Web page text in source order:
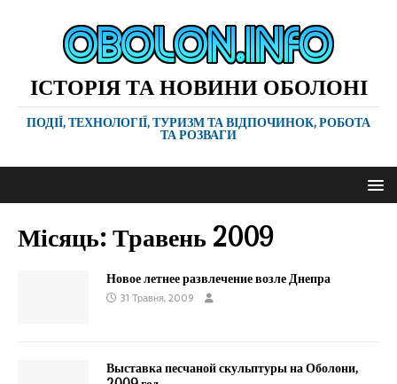
ІСТОРІЯ ТА НОВИНИ ОБОЛОНІ
ПОДІЇ, ТЕХНОЛОГІЇ, ТУРИЗМ ТА ВІДПОЧИНОК, РОБОТА
ТА РОЗВАГИ
Місяць:Травень 2009
Новое летнее развлечение возле Днепра
31 Травня, 2009
Выставка песчаной скульптуры на Оболони,